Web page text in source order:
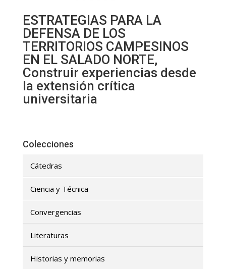
ESTRATEGIAS PARA LA
DEFENSA DE LOS
TERRITORIOS CAMPESINOS
EN EL SALADO NORTE,
Construir experiencias desde
la extensión crítica
universitaria
Colecciones
Cátedras
Ciencia y Técnica
Convergencias
Literaturas
Historias y memorias